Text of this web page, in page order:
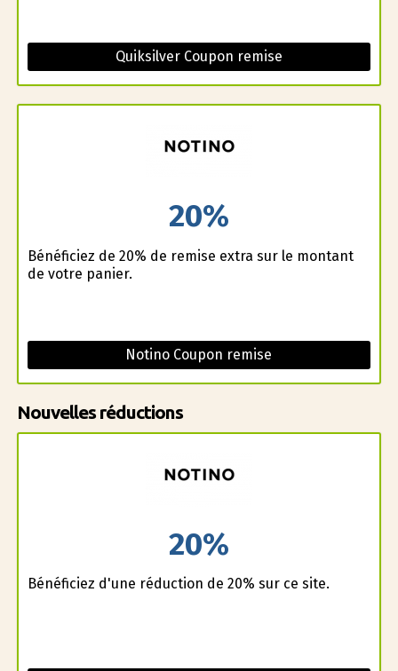
Quiksilver Coupon remise
20%
Bénéficiez de 20% de remise extra sur le montant
de votre panier.
Notino Coupon remise
Nouvelles réductions
20%
Bénéficiez d'une réduction de 20% sur ce site.